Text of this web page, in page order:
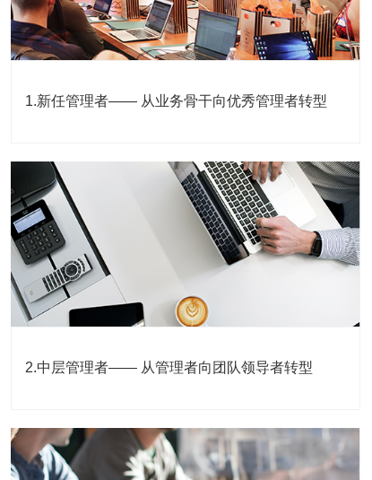
1.新任管理者—— 从业务骨干向优秀管理者转型
2.中层管理者—— 从管理者向团队领导者转型